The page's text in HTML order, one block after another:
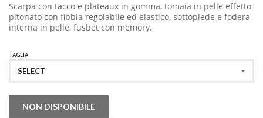
Scarpa con tacco e plateaux in gomma, tomaia in pelle effetto
pitonato con fibbia regolabile ed elastico, sottopiede e fodera
interna in pelle, fusbet con memory.
TAGLIA
SELECT
NON DISPONIBILE